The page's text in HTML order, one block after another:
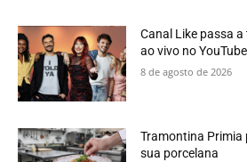
Canal Like passa
ao vivo no YouTube
8 de agosto de 2026
Tramontina Primia
sua porcelana